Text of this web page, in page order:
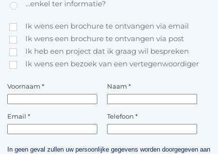
...enkel ter informatie?
Ik wens een brochure te ontvangen via email
Ik wens een brochure te ontvangen via post
Ik heb een project dat ik graag wil bespreken
Ik wens een bezoek van een vertegenwoordiger
Voornaam * Naam *
Email * Telefoon *
In geen geval zullen uw persoonlijke gegevens worden doorgegeven aan